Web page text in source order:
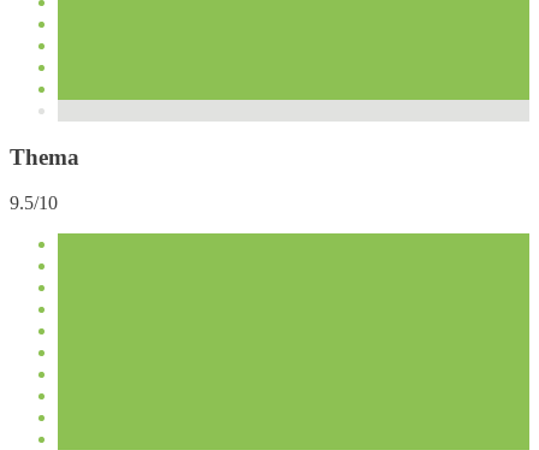
Thema
9.5/10